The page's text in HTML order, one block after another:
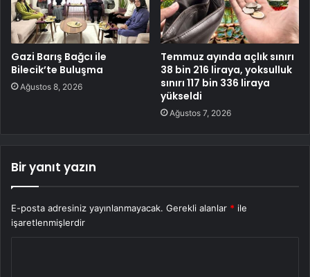
Gazi Barış Bağcı ile
Bilecik’te Buluşma
Ağustos 8, 2026
Temmuz ayında açlık sınırı
38 bin 216 liraya, yoksulluk
sınırı 117 bin 336 liraya
yükseldi
Ağustos 7, 2026
Bir yanıt yazın
E-posta adresiniz yayınlanmayacak. Gerekli alanlar * ile
işaretlenmişlerdir